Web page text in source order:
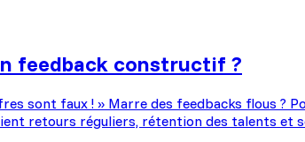
feedback constructif ?
sont faux ! » Marre des feedbacks flous ?
retours réguliers, rétention des talents et